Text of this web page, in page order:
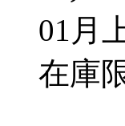
01月
在庫